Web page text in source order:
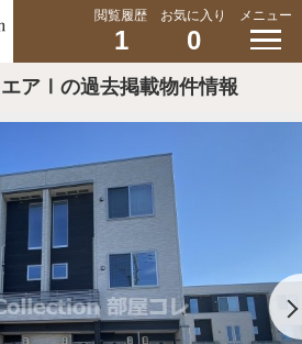
閲覧履歴
1
お気に入り
0
メニュー
アⅠの過去掲載物件情報